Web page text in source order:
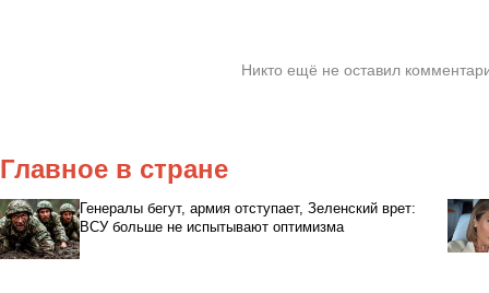
Никто ещё не оставил
Главное в стране
Генералы бегут, армия отступает, Зеленский врет:
ВСУ больше не испытывают оптимизма